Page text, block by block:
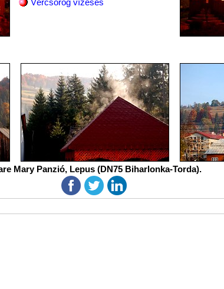
Vércsorog vízesés
Mary Panzió, Lepus (DN75 Biharlonka-Torda).